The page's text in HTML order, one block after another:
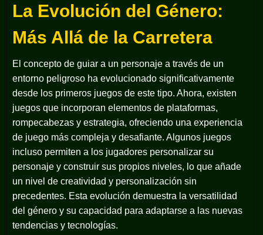
La Evolución del Género:
Más Allá de la Carretera
El concepto de guiar a un personaje a través de un
entorno peligroso ha evolucionado significativamente
desde los primeros juegos de este tipo. Ahora, existen
juegos que incorporan elementos de plataformas,
rompecabezas y estrategia, ofreciendo una experiencia
de juego más compleja y desafiante. Algunos juegos
incluso permiten a los jugadores personalizar su
personaje y construir sus propios niveles, lo que añade
un nivel de creatividad y personalización sin
precedentes. Esta evolución demuestra la versatilidad
del género y su capacidad para adaptarse a las nuevas
tendencias y tecnologías.